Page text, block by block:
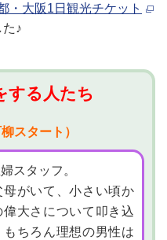
・大阪1日観光チケット
♪
する人たち
スタート）
スタッフ。
がいて、小さい頃か
偉大さについて叩き込
もちろん理想の男性は